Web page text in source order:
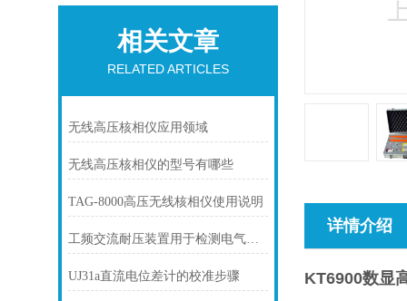
相关文章
RELATED ARTICLES
无线高压核相仪应用领域
无线高压核相仪的型号有哪些
TAG-8000高压无线核相仪使用说明
工频交流耐压装置用于检测电气设备绝缘性能
UJ31a直流电位差计的校准步骤
详情介绍
KT6900数显